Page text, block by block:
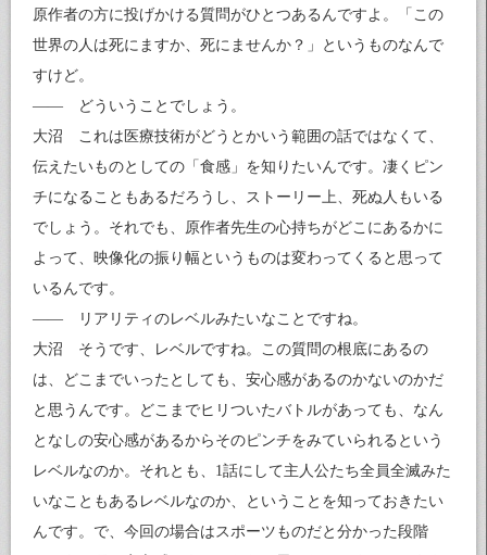
原作者の方に投げかける質問がひとつあるんですよ。「この
世界の人は死にますか、死にませんか？」というものなんで
すけど。
—— どういうことでしょう。
大沼 これは医療技術がどうとかいう範囲の話ではなくて、
伝えたいものとしての「食感」を知りたいんです。凄くピン
チになることもあるだろうし、ストーリー上、死ぬ人もいる
でしょう。それでも、原作者先生の心持ちがどこにあるかに
よって、映像化の振り幅というものは変わってくると思って
いるんです。
—— リアリティのレベルみたいなことですね。
大沼 そうです、レベルですね。この質問の根底にあるの
は、どこまでいったとしても、安心感があるのかないのかだ
と思うんです。どこまでヒリついたバトルがあっても、なん
となしの安心感があるからそのピンチをみていられるという
レベルなのか。それとも、1話にして主人公たち全員全滅みた
いなこともあるレベルなのか、ということを知っておきたい
んです。で、今回の場合はスポーツものだと分かった段階